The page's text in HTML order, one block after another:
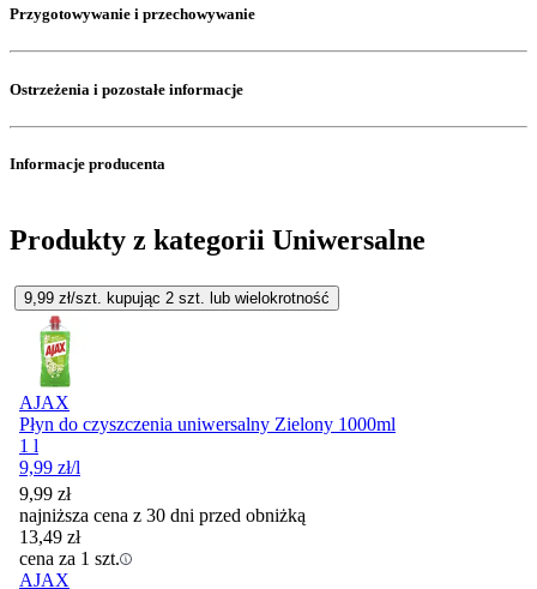
Przygotowywanie i przechowywanie
Ostrzeżenia i pozostałe informacje
Informacje producenta
Produkty z kategorii Uniwersalne
9,99 zł/szt. kupując 2 szt. lub wielokrotność
AJAX
Płyn do czyszczenia uniwersalny Zielony 1000ml
1 l
9,99 zł/l
9,99 zł
najniższa cena z 30 dni przed obniżką
13,49 zł
cena za 1 szt.
AJAX